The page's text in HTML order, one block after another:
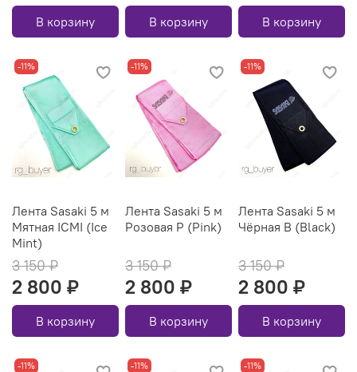
В корзину В корзину В корзину
-11%
Лента Sasaki 5 м
Мятная ICMI (Ice
Mint)
3 150 ₽
2 800 ₽
В корзину
-11%
Лента Sasaki 5 м
Розовая P (Pink)
3 150 ₽
2 800 ₽
В корзину
-11%
Лента Sasaki 5 м
Чёрная B (Black)
3 150 ₽
2 800 ₽
В корзину
-11% -11% -11%